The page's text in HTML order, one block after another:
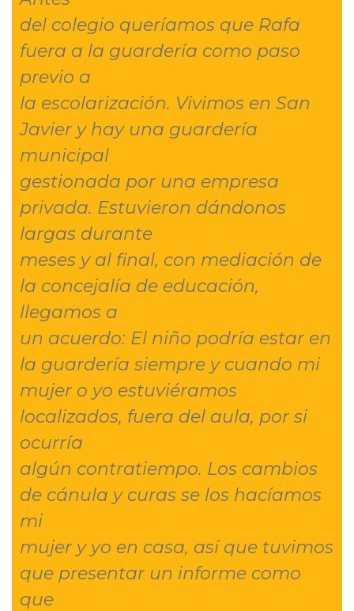
del colegio queríamos que Rafa
fuera a la guardería como paso
previo a
la escolarización. Vivimos en San
Javier y hay una guardería
municipal
gestionada por una empresa
privada. Estuvieron dándonos
largas durante
meses y al final, con mediación de
la concejalía de educación,
llegamos a
un acuerdo: El niño podría estar en
la guardería siempre y cuando mi
mujer o yo estuviéramos
localizados, fuera del aula, por si
ocurría
algún contratiempo. Los cambios
de cánula y curas se los hacíamos
mi
mujer y yo en casa, así que tuvimos
que presentar un informe como
que